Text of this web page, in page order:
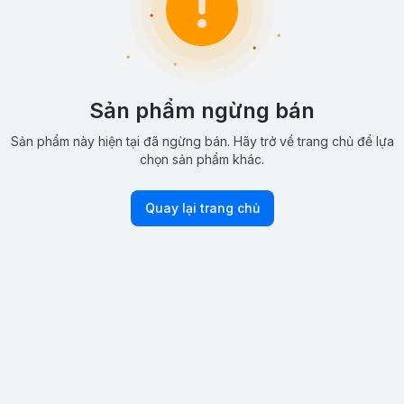
Sản phẩm ngừng bán
Sản phẩm này hiện tại đã ngừng bán. Hãy trở về trang chủ để lựa
chọn sản phẩm khác.
Quay lại trang chủ